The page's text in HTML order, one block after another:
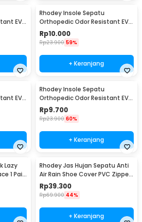
EVA
Rhodey Insole Sepatu
Orthopedic Odor Resistant EVA
Foam 40 - Y3Y27
Rp10.000
Rp23.900 59%
+ Keranjang
EVA
Rhodey Insole Sepatu
Orthopedic Odor Resistant EVA
Foam 42 - Y3Y27
Rp9.700
Rp23.900 60%
+ Keranjang
Lazy
1 Pair
Rhodey Jas Hujan Sepatu Anti
Air Rain Shoe Cover PVC Zipper
Reflector XL - H-212
Rp39.300
Rp69.900 44%
+ Keranjang